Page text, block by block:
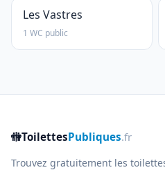
Les Vastres
1 WC public
🚻ToilettesPubliques.fr
Trouvez gratuitement les